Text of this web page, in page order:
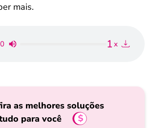
mais.
1 x
as melhores soluções
para você